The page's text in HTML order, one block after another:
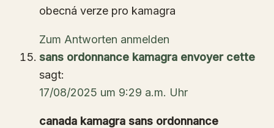
obecná verze pro kamagra
Zum Antworten anmelden
sans ordonnance kamagra envoyer cette
sagt:
17/08/2025 um 9:29 a.m. Uhr
canada kamagra sans ordonnance